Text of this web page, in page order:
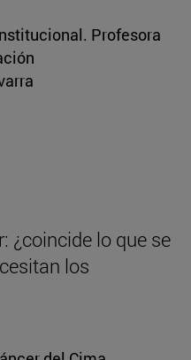
Profesora
¿coincide lo que se
los